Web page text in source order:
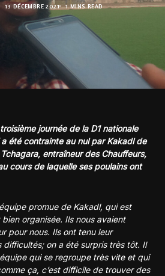
13 DÉCEMBRE 2021 1 MINS READ
journée de la D1 nationale
a été contrainte au nul par Kakadl de
entraîneur des Chauffeurs,
cours de laquelle ses poulains ont
promue de Kakadl, qui est
organisée. Ils nous avaient
pour nous. Ils ont tenu leur
difficultés; on a été surpris très tôt. Il
qui se regroupe très vite et qui
ça, c’est difficile de trouver des